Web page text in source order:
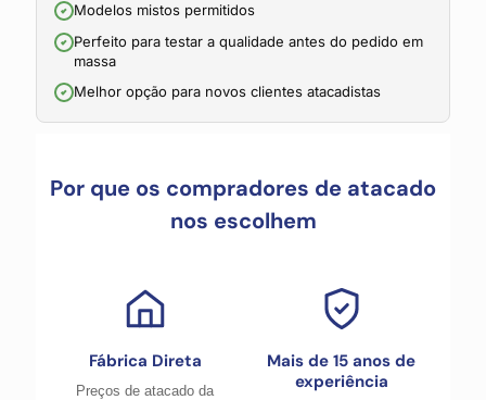
Modelos mistos permitidos
Perfeito para testar a qualidade antes do pedido em
massa
Melhor opção para novos clientes atacadistas
Por que os compradores de atacado
nos escolhem
Fábrica Direta
Preços de atacado da
Mais de 15 anos de
experiência